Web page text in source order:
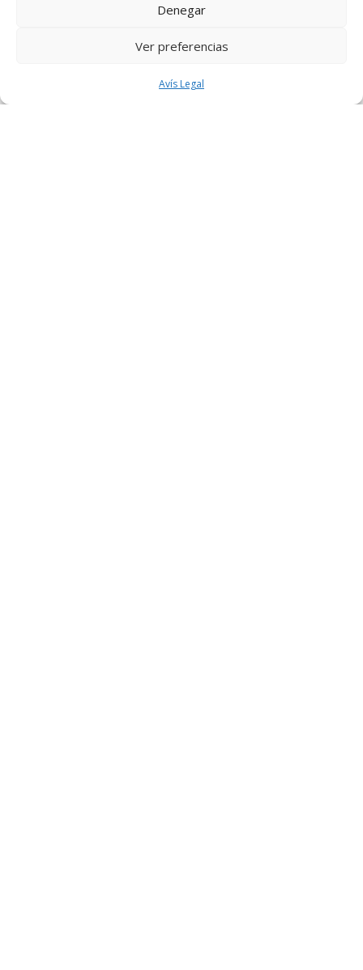
Denegar
Ver preferencias
Avís Legal